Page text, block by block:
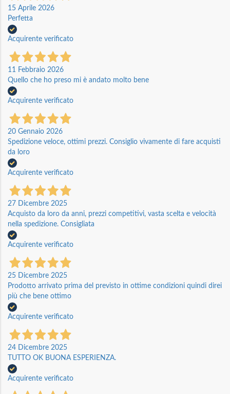
15 Aprile 2026
Perfetta
Acquirente verificato
11 Febbraio 2026
Quello che ho preso mi è andato molto bene
Acquirente verificato
20 Gennaio 2026
Spedizione veloce, ottimi prezzi. Consiglio vivamente di fare acquisti
da loro
Acquirente verificato
27 Dicembre 2025
Acquisto da loro da anni, prezzi competitivi, vasta scelta e velocità
nella spedizione. Consigliata
Acquirente verificato
25 Dicembre 2025
Prodotto arrivato prima del previsto in ottime condizioni quindi direi
più che bene ottimo
Acquirente verificato
24 Dicembre 2025
TUTTO OK BUONA ESPERIENZA.
Acquirente verificato